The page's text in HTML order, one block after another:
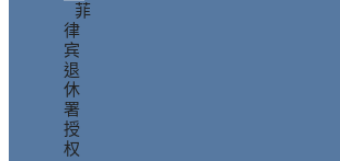
菲
律
宾
退
休
署
授
权